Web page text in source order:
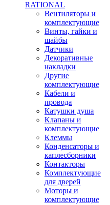
RATIONAL
Вентиляторы и
комплектующие
Винты, гайки и
шайбы
Датчики
Декоративные
накладки
Другие
комплектующие
Кабели и
провода
Катушки душа
Клапаны и
комплектующие
Клеммы
Конденсаторы и
каплесборники
Контакторы
Комплектующие
для дверей
Моторы и
комплектующие